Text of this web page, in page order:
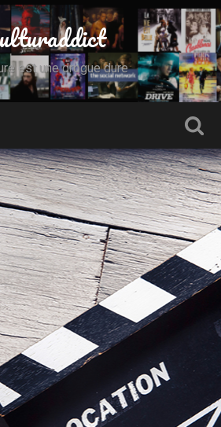
est une drogue dure